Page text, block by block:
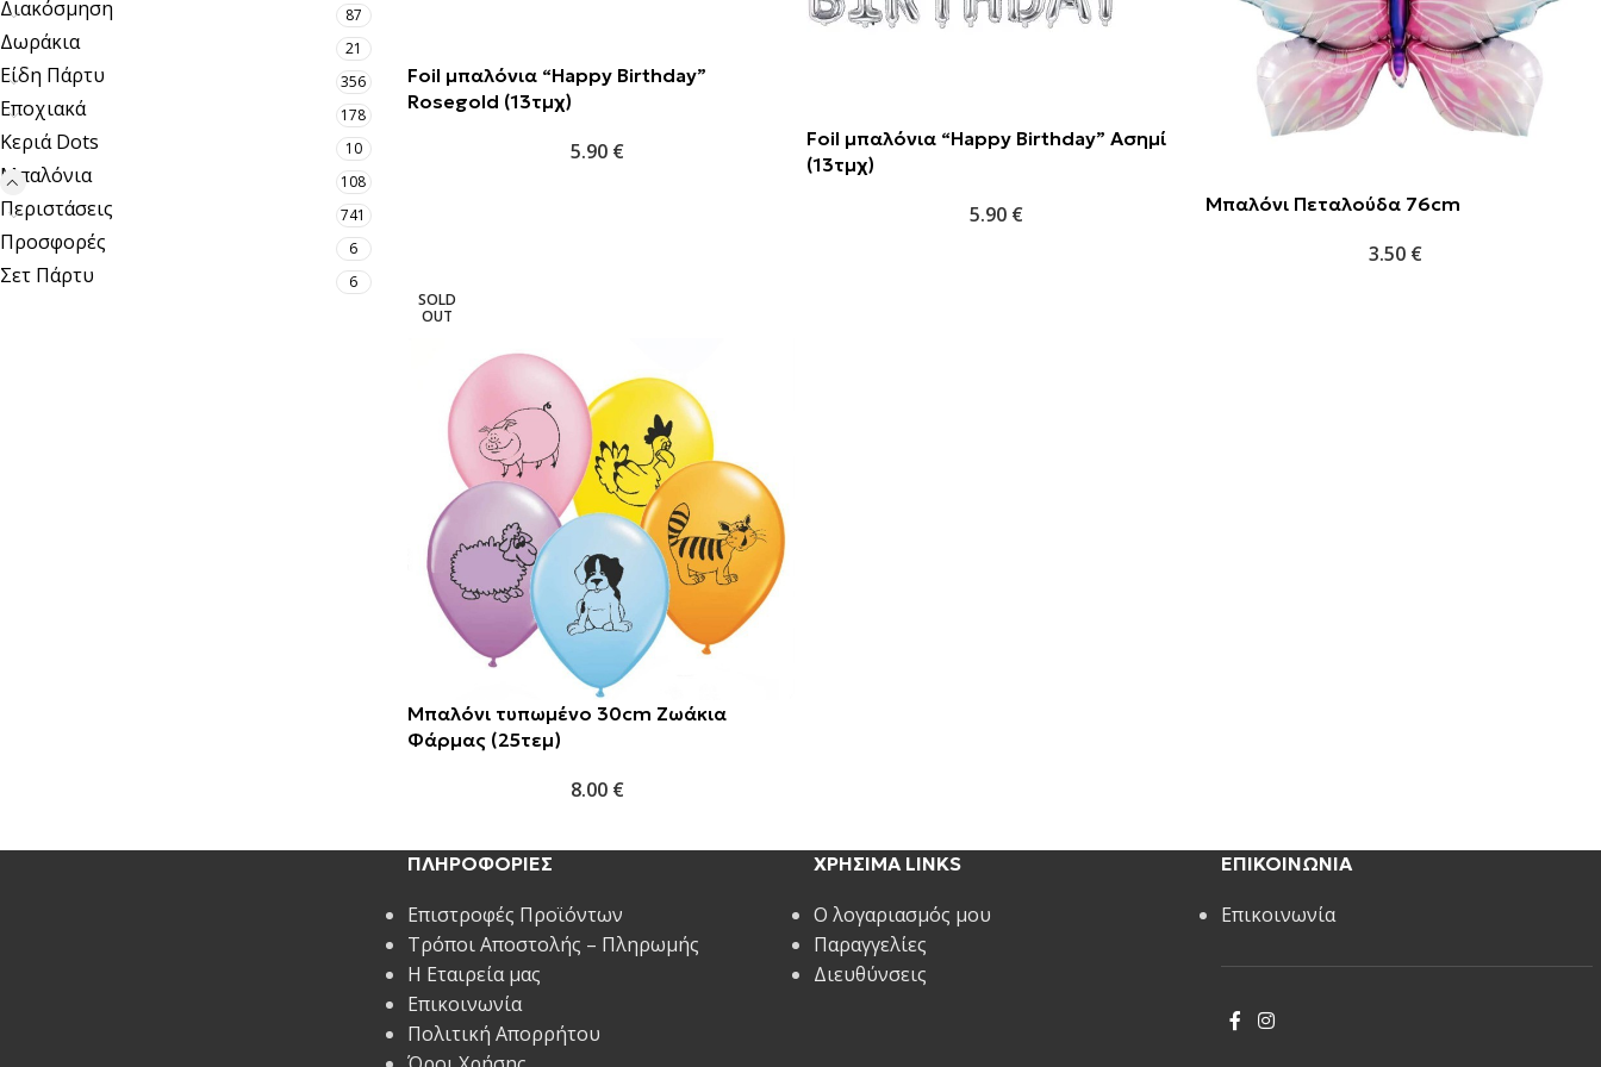
Διακόσμηση 87
Δωράκια 21
Είδη Πάρτυ 356
Εποχιακά 178
Κεριά Dots 10
Μπαλόνια 108
Περιστάσεις 741
Προσφορές 6
Σετ Πάρτυ 6
Foil μπαλόνια “Happy Birthday”
Rosegold (13τμχ)
5.90 €
Foil μπαλόνια “Happy Birthday” Ασημί
(13τμχ)
5.90 € Μπαλόνι Πεταλούδα 76cm
3.50 €
SOLD
OUT
Μπαλόνι τυπωμένο 30cm Ζωάκια
Φάρμας (25τεμ)
8.00 €
ΠΛΗΡΟΦΟΡΙΕΣ
Επιστροφές Προϊόντων
Τρόποι Αποστολής – Πληρωμής
Η Εταιρεία μας
Επικοινωνία
Πολιτική Απορρήτου
ΧΡΗΣΙΜΑ LINKS
Ο λογαριασμός μου
Παραγγελίες
Διευθύνσεις
ΕΠΙΚΟΙΝΩΝΙΑ
Επικοινωνία